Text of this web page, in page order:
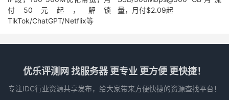
付50元起，解锁
TikTok/ChatGPT/Netflix等
量，月付$2.09起
优乐评测网 找服务器 更专业 更方便 更快捷！
专注IDC行业资源共享发布，给大家带来方便快捷的资源查找平台！